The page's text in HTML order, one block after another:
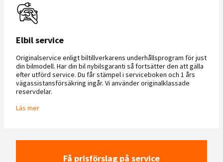
Elbil service
Originalservice enligt biltillverkarens underhållsprogram för just
din bilmodell. Har din bil nybilsgaranti så fortsätter den att gälla
efter utförd service. Du får stämpel i serviceboken och 1 års
vägassistansförsäkring ingår. Vi använder originalklassade
reservdelar.
Läs mer
Få prisförslag på service